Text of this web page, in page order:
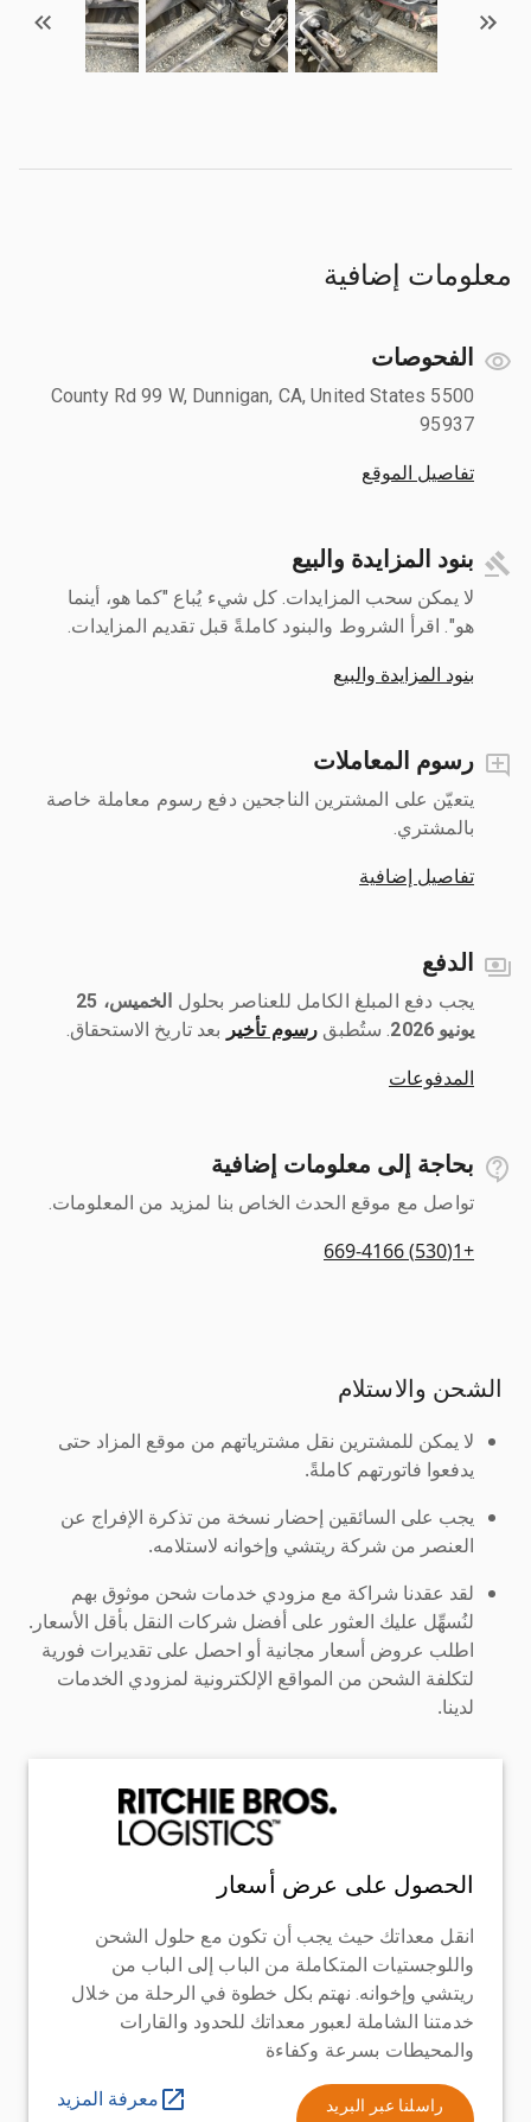
معلومات إضافية
الفحوصات
5500 County Rd 99 W, Dunnigan, CA, United States
95937
تفاصيل الموقع
بنود المزايدة والبيع
لا يمكن سحب المزايدات. كل شيء يُباع "كما هو، أينما
هو". اقرأ الشروط والبنود كاملةً قبل تقديم المزايدات.
بنود المزايدة والبيع
رسوم المعاملات
يتعيّن على المشترين الناجحين دفع رسوم معاملة خاصة
بالمشتري.
تفاصيل إضافية
الدفع
يجب دفع المبلغ الكامل للعناصر بحلول ‎
الخميس، 25
يونيو 2026
رسوم تأخير بعد تاريخ الاستحقاق.
المدفوعات
بحاجة إلى معلومات إضافية
تواصل مع موقع الحدث الخاص بنا لمزيد من المعلومات.
+1(530) 669-4166
الشحن والاستلام
لا يمكن للمشترين نقل مشترياتهم من موقع المزاد حتى
يدفعوا فاتورتهم كاملةً.
يجب على السائقين إحضار نسخة من تذكرة الإفراج عن
العنصر من شركة ريتشي وإخوانه لاستلامه.
لقد عقدنا شراكة مع مزودي خدمات شحن موثوق بهم
لنُسهِّل عليك العثور على أفضل شركات النقل بأقل الأسعار.
اطلب عروض أسعار مجانية أو احصل على تقديرات فورية
لتكلفة الشحن من المواقع الإلكترونية لمزودي الخدمات
لدينا.
الحصول على عرض أسعار
انقل معداتك حيث يجب أن تكون مع حلول الشحن
واللوجستيات المتكاملة من الباب إلى الباب من
ريتشي وإخوانه. نهتم بكل خطوة في الرحلة من خلال
خدمتنا الشاملة لعبور معداتك للحدود والقارات
والمحيطات بسرعة وكفاءة
راسلنا عبر البريد
معرفة المزيد